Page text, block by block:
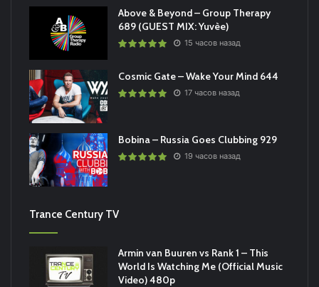
Above & Beyond – Group Therapy
689 (GUEST MIX: Yuvèe)
15 часов назад
Cosmic Gate – Wake Your Mind 644
17 часов назад
Bobina – Russia Goes Clubbing 929
19 часов назад
Trance Century TV
Armin van Buuren vs Rank 1 – This
World Is Watching Me (Official Music
Video) 480p